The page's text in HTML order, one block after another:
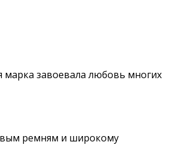
марка завоевала любовь многих
ремням и широкому